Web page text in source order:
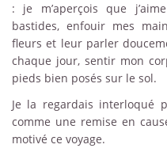
: je m’aperçois que
bastides, enfouir mes
fleurs et leur parler
chaque jour, sentir mon
pieds bien posés sur le sol.
Je la regardais interloqué
comme une remise en
motivé ce voyage.